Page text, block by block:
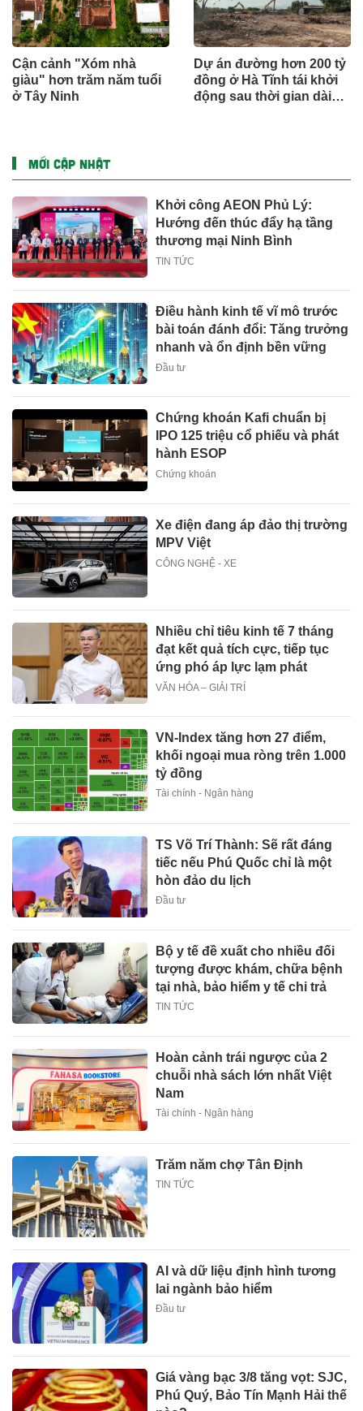
Cận cảnh "Xóm nhà
giàu" hơn trăm năm tuổi
ở Tây Ninh
Dự án đường hơn 200 tỷ
đồng ở Hà Tĩnh tái khởi
động sau thời gian dài
MỚI CẬP NHẬT
Khởi công AEON Phủ Lý:
Hướng đến thúc đẩy hạ tầng
thương mại Ninh Bình
TIN TỨC
Điều hành kinh tế vĩ mô trước
bài toán đánh đổi: Tăng trưởng
nhanh và ổn định bền vững
Đầu tư
Chứng khoán Kafi chuẩn bị
IPO 125 triệu cổ phiếu và phát
hành ESOP
Chứng khoán
Xe điện đang áp đảo thị trường
MPV Việt
CÔNG NGHỆ - XE
Nhiều chỉ tiêu kinh tế 7 tháng
đạt kết quả tích cực, tiếp tục
ứng phó áp lực lạm phát
VĂN HÓA – GIẢI TRÍ
VN-Index tăng hơn 27 điểm,
khối ngoại mua ròng trên 1.000
tỷ đồng
Tài chính - Ngân hàng
TS Võ Trí Thành: Sẽ rất đáng
tiếc nếu Phú Quốc chỉ là một
hòn đảo du lịch
Đầu tư
Bộ y tế đề xuất cho nhiều đối
tượng được khám, chữa bệnh
tại nhà, bảo hiểm y tế chi trả
TIN TỨC
Hoàn cảnh trái ngược của 2
chuỗi nhà sách lớn nhất Việt
Nam
Tài chính - Ngân hàng
Trăm năm chợ Tân Định
TIN TỨC
AI và dữ liệu định hình tương
lai ngành bảo hiểm
Đầu tư
Giá vàng bạc 3/8 tăng vọt: SJC,
Phú Quý, Bảo Tín Mạnh Hải thế